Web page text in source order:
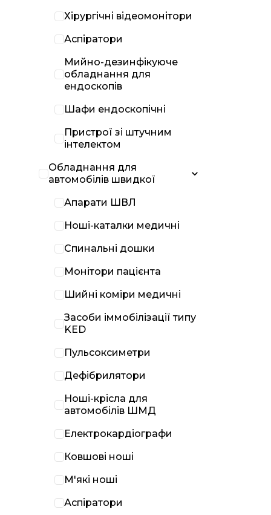
Хірургічні відеомонітори
Аспіратори
Мийно-дезинфікуюче
обладнання для
ендоскопів
Шафи ендоскопічні
Пристрої зі штучним
інтелектом
Обладнання для
автомобілів швидкої
Апарати ШВЛ
Ноші-каталки медичні
Спинальні дошки
Монітори пацієнта
Шийні коміри медичні
Засоби іммобілізації типу
KED
Пульсоксиметри
Дефібрилятори
Ноші-крісла для
автомобілів ШМД
Електрокардіографи
Ковшові ноші
М'які ноші
Аспіратори